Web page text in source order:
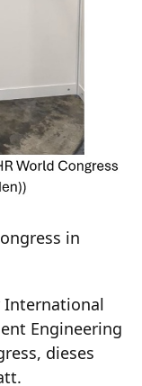
in
International
Engineering
dieses